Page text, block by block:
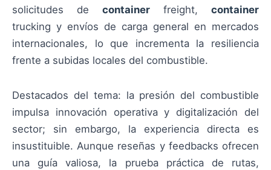
solicitudes de container freight, container
trucking y envíos de carga general en mercados
internacionales, lo que incrementa la resiliencia
frente a subidas locales del combustible.
Destacados del tema: la presión del combustible
impulsa innovación operativa y digitalización del
sector; sin embargo, la experiencia directa es
insustituible. Aunque reseñas y feedbacks ofrecen
una guía valiosa, la prueba práctica de rutas,